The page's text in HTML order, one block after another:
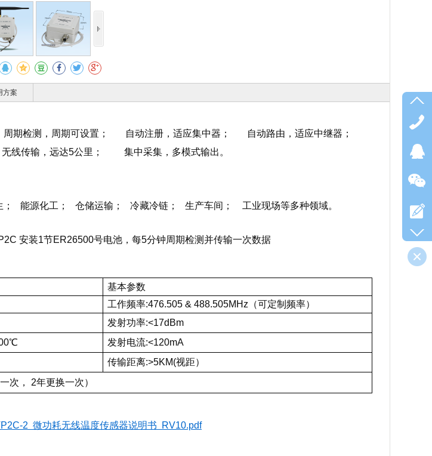
方案
周期检测，周期可设置 ； 自动注册，适应集中器 ；
自动路由，适应中继器；
无线传输，远达5公里； 集中采集，多模式输出。
； 能源化工 ； 仓储运输 ； 冷藏冷链 ； 生产车间 ； 工业现场等多种领域。
安装1节ER26500号电池，每5分钟周期检测并传输一次数据
基本参数
工作频率:476.505 & 488.505MHz（可定制频率）
发射功率:<17dBm
发射电流:<120mA
传输距离:>5KM(视距）
次， 2年更换一次）
2 微功耗无线温度传感器说明书 RV10.pdf